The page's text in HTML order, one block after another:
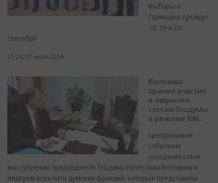
Выборы в
Приморье пройдут
18, 19 и 20
сентября
21:24, 27 июля 2026
Волошко
принял участие
в закрытии
сессии Госдумы
в режиме ВКС
Центральным
событием
заседания стали
выступления председателя Госдумы Вячеслава Володина и
лидеров всех пяти думских фракций, которые представили